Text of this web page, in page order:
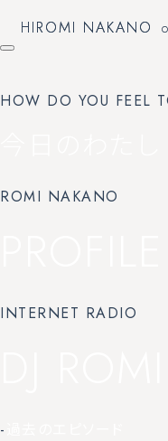
HIROMI NAKANO
HIROMI NAKANO
HOW DO YOU FEEL
ROMI NAKANO
INTERNET RADIO
-